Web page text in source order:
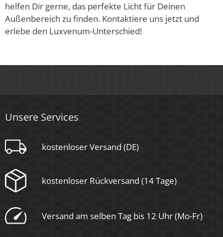
helfen Dir gerne, das perfekte Licht für Deinen
Außenbereich zu finden. Kontaktiere uns jetzt und
erlebe den Luxvenum-Unterschied!
Unsere Services
kostenloser Versand (DE)
kostenloser Rückversand (14 Tage)
Versand am selben Tag bis 12 Uhr (Mo-Fr)